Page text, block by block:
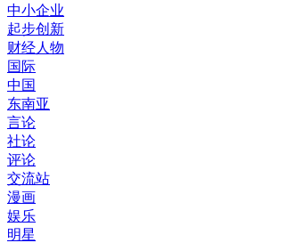
中小企业
起步创新
财经人物
国际
中国
东南亚
言论
社论
评论
交流站
漫画
娱乐
明星